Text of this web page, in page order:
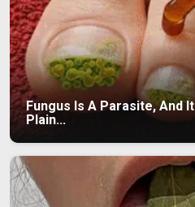
Fungus Is A Parasite, And
Plain...